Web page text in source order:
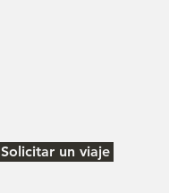
Solicitar un viaje